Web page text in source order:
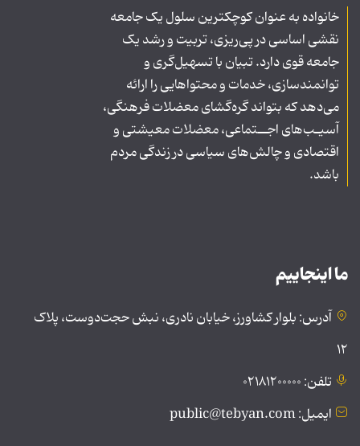
خانواده به عنوان کوچکترین سلول یک جامعه
نقشی اساسی در پی‌ریزی، تربیت و رشد یک
جامعه قوی دارد. تبیان با تسهیل‌گری و
توانمندسازی، خدمات و محتواهایی را ارائه
می‌دهد که بتواند گره‌گشای معضلات فرهنگی،
آسیـب‌های اجــتماعی، معضلات معیشتی و
اقتصادی و چالش‌های سیاسی در زندگی مردم
باشد.
ما اینجاییم
آدرس: بلوار کشاورز، خیابان نادری، نبش حجت‌دوست، پلاک
۱۲
تلفن: ۰۲۱۸۱۲۰۰۰۰۰
ایمیل: public@tebyan.com